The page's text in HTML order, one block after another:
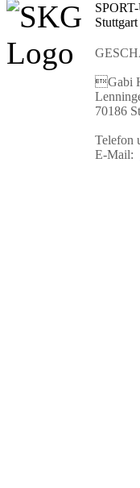
Gabi
70186
Telefon
E-Mail: